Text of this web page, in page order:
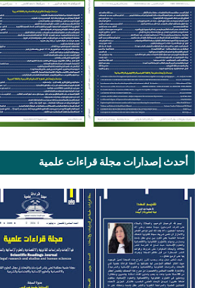
أحدث إصدارات مجلة قراءات علمية